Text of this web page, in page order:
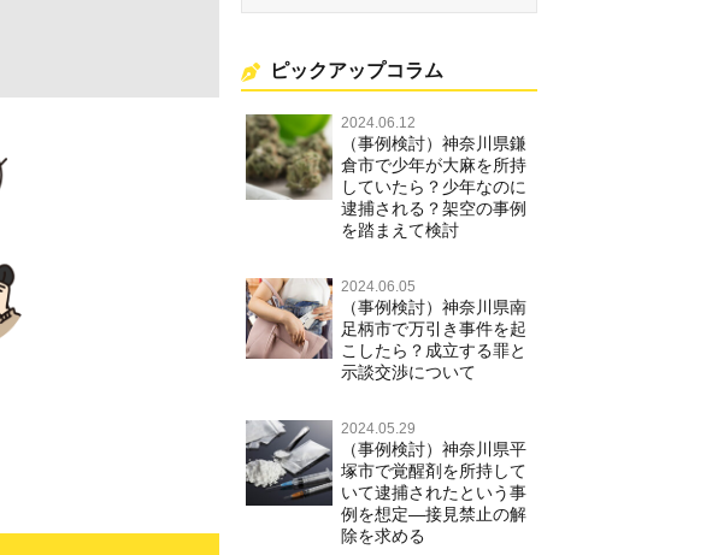
ピックアップコラム
2024.06.12
（事例検討）神奈川県鎌
倉市で少年が大麻を所持
していたら？少年なのに
逮捕される？架空の事例
を踏まえて検討
2024.06.05
（事例検討）神奈川県南
足柄市で万引き事件を起
こしたら？成立する罪と
示談交渉について
2024.05.29
（事例検討）神奈川県平
塚市で覚醒剤を所持して
いて逮捕されたという事
例を想定―接見禁止の解
除を求める